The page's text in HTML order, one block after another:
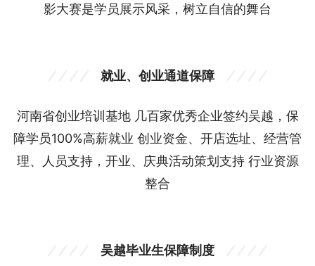
影大赛是学员展示风采，树立自信的舞台
就业、创业通道保障
河南省创业培训基地 几百家优秀企业签约吴越，保
障学员100%高薪就业 创业资金、开店选址、经营管
理、人员支持，开业、庆典活动策划支持 行业资源
整合
吴越毕业生保障制度